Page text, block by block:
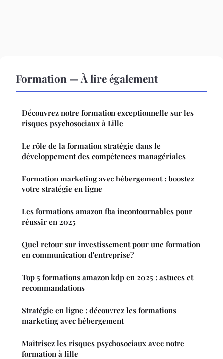
Formation — À lire également
Découvrez notre formation exceptionnelle sur les
risques psychosociaux à Lille
Le rôle de la formation stratégie dans le
développement des compétences managériales
Formation marketing avec hébergement : boostez
votre stratégie en ligne
Les formations amazon fba incontournables pour
réussir en 2025
Quel retour sur investissement pour une formation
en communication d'entreprise?
Top 5 formations amazon kdp en 2025 : astuces et
recommandations
Stratégie en ligne : découvrez les formations
marketing avec hébergement
Maîtrisez les risques psychosociaux avec notre
formation à lille